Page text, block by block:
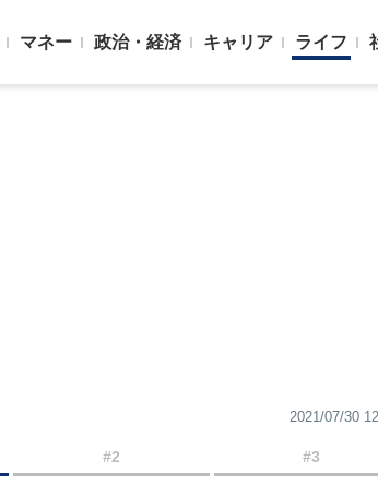
マネー 政治・経済 キャリア ライフ
2021/07/30
#2 #3